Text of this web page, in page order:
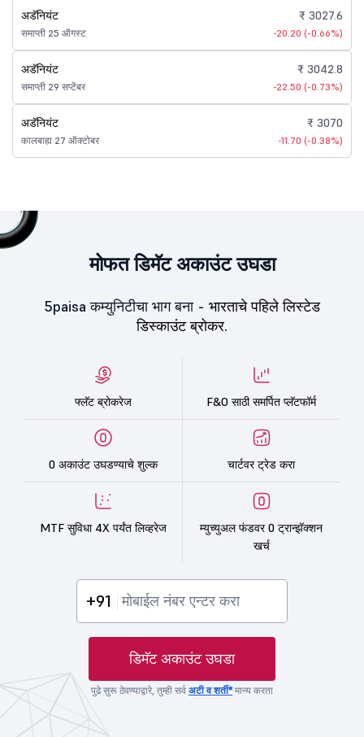
अडॅनियंट
समाप्ती 25 ऑगस्ट
₹ 3027.6
-20.20 (-0.66%)
अडॅनियंट
समाप्ती 29 सप्टेंबर
₹ 3042.8
-22.50 (-0.73%)
अडॅनियंट
कालबाह्य 27 ऑक्टोबर
₹ 3070
-11.70 (-0.38%)
मोफत डिमॅट अकाउंट उघडा
5paisa कम्युनिटीचा भाग बना - भारताचे पहिले लिस्टेड
डिस्काउंट ब्रोकर.
फ्लॅट ब्रोकरेज F&O साठी समर्पित प्लॅटफॉर्म
0 अकाउंट उघडण्याचे शुल्क चार्टवर ट्रेड करा
MTF सुविधा 4X पर्यंत लिव्हरेज
म्युच्युअल फंडवर 0 ट्रान्झॅक्शन
खर्च
+91
डिमॅट अकाउंट उघडा
पुढे सुरू ठेवण्याद्वारे, तुम्ही सर्व अटी व शर्ती*मान्य करता